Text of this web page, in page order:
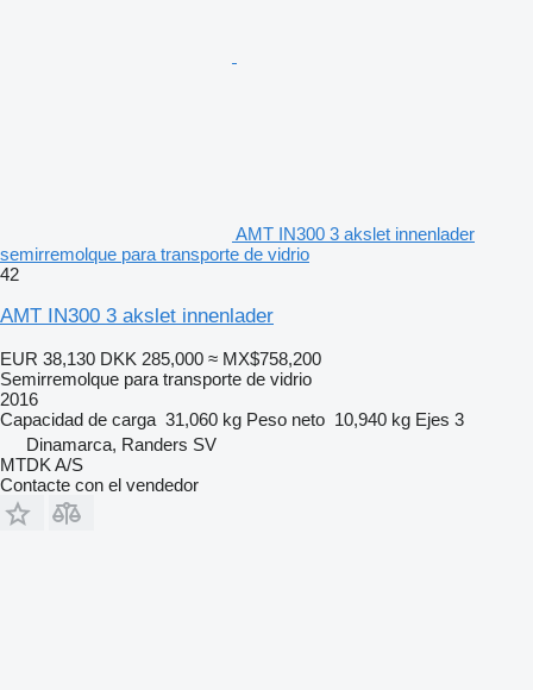
AMT IN300 3 akslet innenlader
semirremolque para transporte de vidrio
42
AMT IN300 3 akslet innenlader
EUR 38,130 DKK 285,000 ≈ MX$758,200
Semirremolque para transporte de vidrio
2016
Capacidad de carga 31,060 kg Peso neto 10,940 kg Ejes 3
Dinamarca, Randers SV
MTDK A/S
Contacte con el vendedor